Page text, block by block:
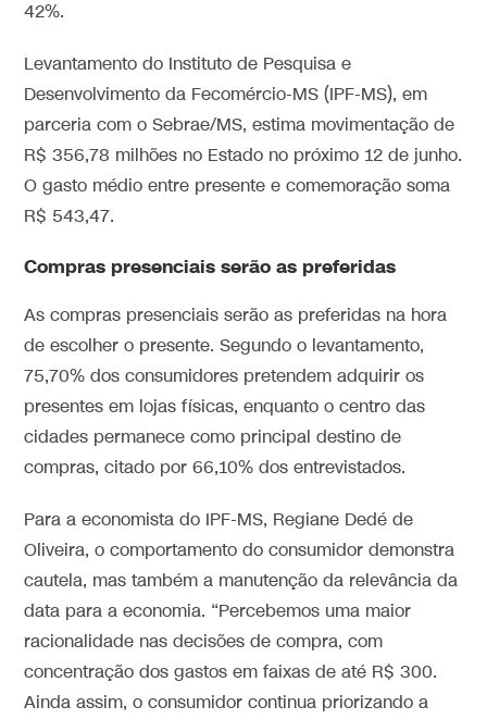
42%.
Levantamento do Instituto de Pesquisa e
Desenvolvimento da Fecomércio-MS (IPF-MS), em
parceria com o Sebrae/MS, estima movimentação de
R$ 356,78 milhões no Estado no próximo 12 de junho.
O gasto médio entre presente e comemoração soma
R$ 543,47.
Compras presenciais serão as preferidas
As compras presenciais serão as preferidas na hora
de escolher o presente. Segundo o levantamento,
75,70% dos consumidores pretendem adquirir os
presentes em lojas físicas, enquanto o centro das
cidades permanece como principal destino de
compras, citado por 66,10% dos entrevistados.
Para a economista do IPF-MS, Regiane Dedé de
Oliveira, o comportamento do consumidor demonstra
cautela, mas também a manutenção da relevância da
data para a economia. “Percebemos uma maior
racionalidade nas decisões de compra, com
concentração dos gastos em faixas de até R$ 300.
Ainda assim, o consumidor continua priorizando a